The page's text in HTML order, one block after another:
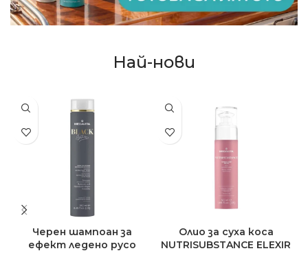
Най-нови
Черен шампоан за
ефект ледено русо
Олио за суха коса
NUTRISUBSTANCE ELEXIR